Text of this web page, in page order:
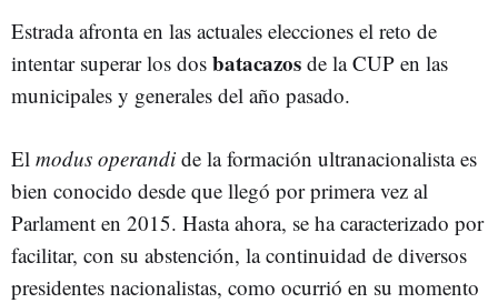
Estrada afronta en las actuales elecciones el reto de
intentar superar los dos batacazos de la CUP en las
municipales y generales del año pasado.
El modus operandi de la formación ultranacionalista es
bien conocido desde que llegó por primera vez al
Parlament en 2015. Hasta ahora, se ha caracterizado por
facilitar, con su abstención, la continuidad de diversos
presidentes nacionalistas, como ocurrió en su momento